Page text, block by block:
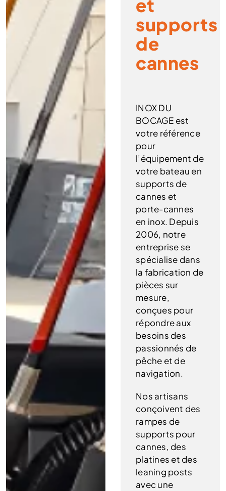
et
supports
de
cannes
INOX DU
BOCAGE est
votre référence
pour
l’équipement de
votre bateau en
supports de
cannes et
porte-cannes
en inox. Depuis
2006, notre
entreprise se
spécialise dans
la fabrication de
pièces sur
mesure,
conçues pour
répondre aux
besoins des
passionnés de
pêche et de
navigation.
Nos artisans
conçoivent des
rampes de
supports pour
cannes, des
platines et des
leaning posts
avec une